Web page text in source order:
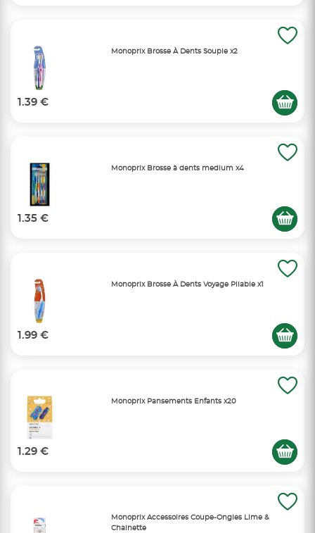
Monoprix Brosse À Dents Souple x2
1.39 €
Monoprix Brosse à dents medium x4
1.35 €
Monoprix Brosse À Dents Voyage Pliable x1
1.99 €
Monoprix Pansements Enfants x20
1.29 €
Monoprix Accessoires Coupe-Ongles Lime &
Chainette